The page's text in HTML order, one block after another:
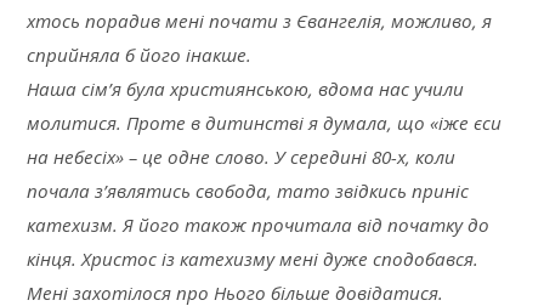
хтось порадив мені почати з Євангелія, можливо, я
сприйняла б його інакше.
Наша сім’я була християнською, вдома нас учили
молитися. Проте в дитинстві я думала, що «іже єси
на небесіх» – це одне слово. У середині 80-х, коли
почала з’являтись свобода, тато звідкись приніс
катехизм. Я його також прочитала від початку до
кінця. Христос із катехизму мені дуже сподобався.
Мені захотілося про Нього більше довідатися.